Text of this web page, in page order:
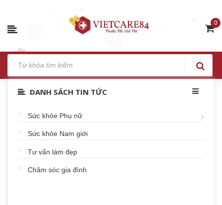
0
DANH SÁCH TIN TỨC
Sức khỏe Phụ nữ
Sức khỏe Nam giới
Tư vấn làm đẹp
Chăm sóc gia đình